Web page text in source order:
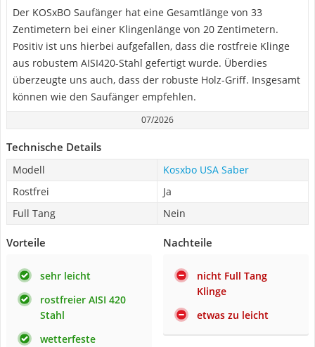
Der KOSxBO Saufänger hat eine Gesamtlänge von 33
Zentimetern bei einer Klingenlänge von 20 Zentimetern.
Positiv ist uns hierbei aufgefallen, dass die rostfreie Klinge
aus robustem AISI420-Stahl gefertigt wurde. Überdies
überzeugte uns auch, dass der robuste Holz-Griff. Insgesamt
können wie den Saufänger empfehlen.
07/2026
Technische Details
Modell
Kosxbo USA Saber
Rostfrei
Ja
Full Tang
Nein
Vorteile
sehr leicht
rostfreier AISI 420
Stahl
wetterfeste
Nachteile
nicht Full Tang
Klinge
etwas zu leicht